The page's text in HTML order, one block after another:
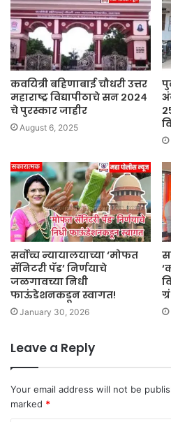
कवयित्री बहिणाबाई चौधरी उत्तर
महाराष्ट्र विद्यापीठाचे सन २०२४
चे पुरस्कार जाहीर
August 6, 2025
सर्वोच्च न्यायालयाच्या ‘मोफत
सॅनिटरी पॅड’ निर्णयाचे
जळगावच्या निधी
फाऊंडेशनकडून स्वागत!
January 30, 2026
Leave a Reply
Your email address will not be
marked *